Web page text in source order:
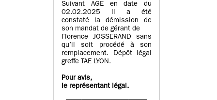
Suivant AGE en date du
02.02.2025 il a été
constaté la démission de
son mandat de gérant de
Florence JOSSERAND sans
qu’il soit procédé à son
remplacement. Dépôt légal
greffe TAE LYON.
Pour avis,
le représentant légal.